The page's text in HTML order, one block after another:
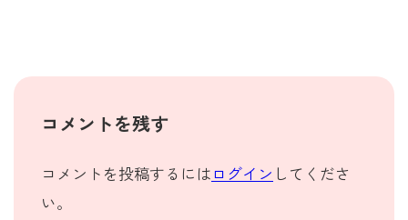
コメントを残す
コメントを投稿するには ログイン してくださ
い。